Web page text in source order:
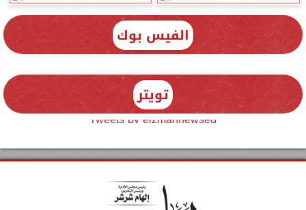
الفيس بوك
تويتر
Tweets by elzmannewseg